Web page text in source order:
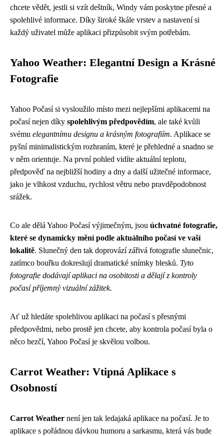
chcete vědět, jestli si vzít deštník, Windy vám poskytne přesné a
spolehlivé informace. Díky široké škále vrstev a nastavení si
každý uživatel může aplikaci přizpůsobit svým potřebám.
Yahoo Weather: Elegantní Design a Krásné
Fotografie
Yahoo Počasí si vysloužilo místo mezi nejlepšími aplikacemi na
počasí nejen díky spolehlivým předpovědím, ale také kvůli
svému elegantnímu designu a krásným fotografiím. Aplikace se
pyšní minimalistickým rozhraním, které je přehledné a snadno se
v něm orientuje. Na první pohled vidíte aktuální teplotu,
předpověď na nejbližší hodiny a dny a další užitečné informace,
jako je vlhkost vzduchu, rychlost větru nebo pravděpodobnost
srážek.
Co ale dělá Yahoo Počasí výjimečným, jsou úchvatné fotografie,
které se dynamicky mění podle aktuálního počasí ve vaší
lokalitě. Slunečný den tak doprovází zářivá fotografie slunečnic,
zatímco bouřku dokreslují dramatické snímky blesků. Tyto
fotografie dodávají aplikaci na osobitosti a dělají z kontroly
počasí příjemný vizuální zážitek.
Ať už hledáte spolehlivou aplikaci na počasí s přesnými
předpovědmi, nebo prostě jen chcete, aby kontrola počasí byla o
něco hezčí, Yahoo Počasí je skvělou volbou.
Carrot Weather: Vtipná Aplikace s
Osobností
Carrot Weather není jen tak ledajaká aplikace na počasí. Je to
aplikace s pořádnou dávkou humoru a sarkasmu, která vás bude